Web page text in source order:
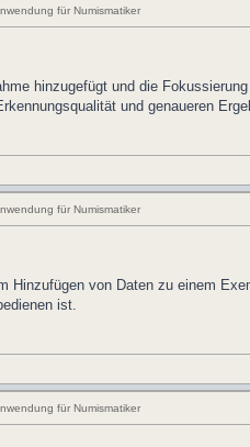
für Numismatiker
hinzugefügt und die
und genaueren
für Numismatiker
Hinzufügen von Daten zu einem
ist.
für Numismatiker